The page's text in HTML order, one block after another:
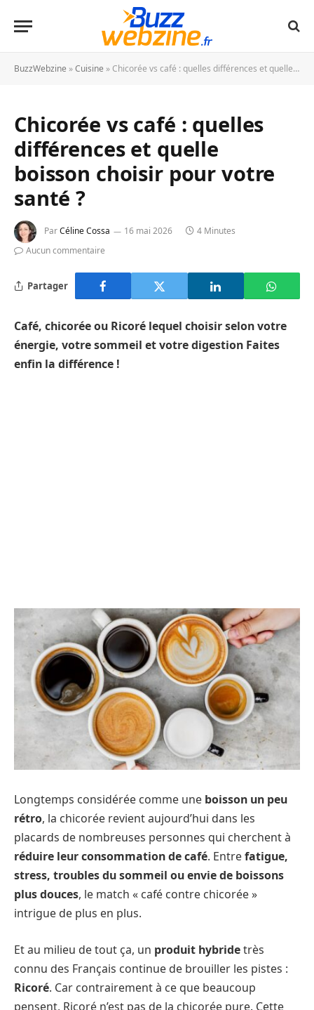
BuzzWebzine »Cuisine » Chicorée vs café : quelles différences et quelle boisson choisir pour votre santé ?
Chicorée vs café : quelles
différences et quelle
boisson choisir pour votre
santé ?
ParCéline Cossa 16 mai 2026
4 Minutes
Aucun commentaire
Partager
Café, chicorée ou Ricoré lequel choisir selon votre
énergie, votre sommeil et votre digestion Faites
enfin la différence !
Longtemps considérée comme une boisson un peu
rétro, la chicorée revient aujourd’hui dans les
placards de nombreuses personnes qui cherchent à
réduire leur consommation de café. Entrefatigue,
stress, troubles du sommeil ou envie de boissons
plus douces, le match « café contre chicorée »
intrigue de plus en plus.
Et au milieu de tout ça, un produit hybridetrès
connu des Français continue de brouiller les pistes :
Ricoré. Car contrairement à ce que beaucoup
pensent, Ricoré n’est pas de la chicorée pure. Cette